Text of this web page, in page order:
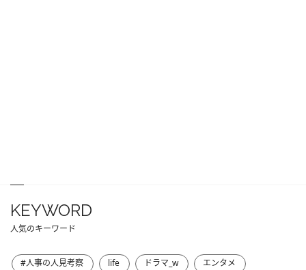
KEYWORD
人気のキーワード
#人事の人見考察 life ドラマ_w エンタメ